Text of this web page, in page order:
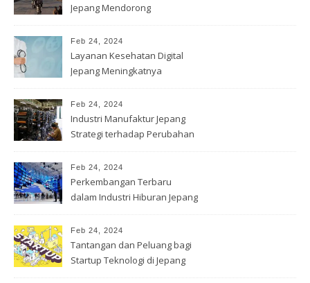
Jepang Mendorong
Feb 24, 2024
Layanan Kesehatan Digital
Jepang Meningkatnya
Feb 24, 2024
Industri Manufaktur Jepang
Strategi terhadap Perubahan
Feb 24, 2024
Perkembangan Terbaru
dalam Industri Hiburan Jepang
Feb 24, 2024
Tantangan dan Peluang bagi
Startup Teknologi di Jepang